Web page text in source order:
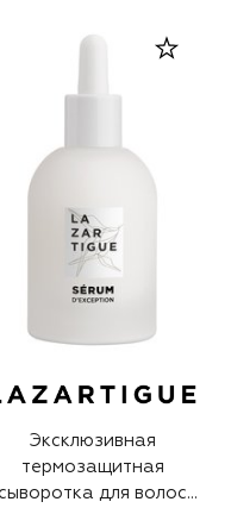
Эксклюзивная
термозащитная
для волос